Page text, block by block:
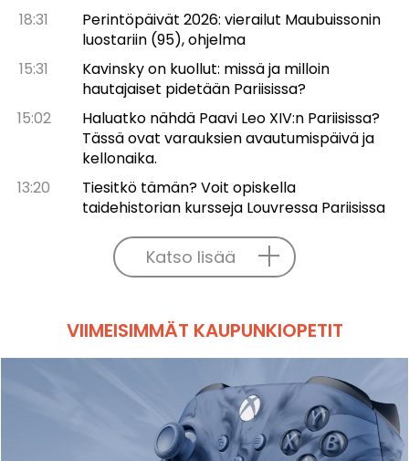
18:31
Perintöpäivät 2026: vierailut Maubuissonin
luostariin (95), ohjelma
15:31
Kavinsky on kuollut: missä ja milloin
hautajaiset pidetään Pariisissa?
15:02
Haluatko nähdä Paavi Leo XIV:n Pariisissa?
Tässä ovat varauksien avautumispäivä ja
kellonaika.
13:20
Tiesitkö tämän? Voit opiskella
taidehistorian kursseja Louvressa Pariisissa
Katso lisää
VIIMEISIMMÄT KAUPUNKIOPETIT